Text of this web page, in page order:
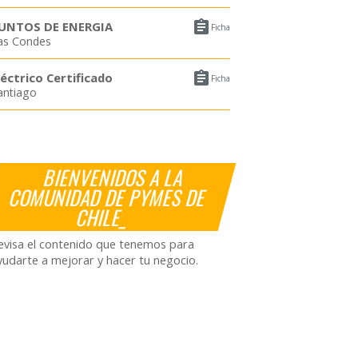
 Ficha
DE ENERGIA
Condes
 Ficha
Certificado
BIENVENIDOS A LA
COMUNIDAD DE PYMES DE
CHILE_
el contenido que tenemos para
a mejorar y hacer tu negocio.